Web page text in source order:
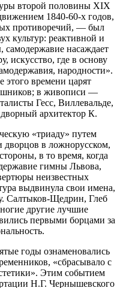
второй половины XIX
1840-60-х годов,
противоречий, — был
культур: реактивной и
насаждает
искусство, где в основу
народности».
этого времени царят
в живописи —
Гесс, Виллевальде,
архитектор К.
«триаду» путем
дворцов в ложнорусском,
в то время, когда
гимны Львова,
неизвестных
выдвинула свои имена,
Салтыков-Щедрин, Глеб
другие лучшие
первыми борцами за
годы ознаменовались
«сбрасывало с
Этим событием
Н.Г. Чернышевского